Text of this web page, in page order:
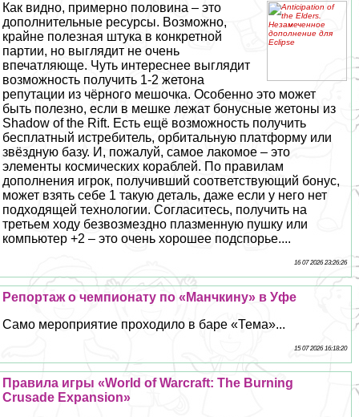
Как видно, примерно половина – это
дополнительные ресурсы. Возможно,
крайне полезная штука в конкретной
партии, но выглядит не очень
впечатляюще. Чуть интереснее выглядит
возможность получить 1-2 жетона
репутации из чёрного мешочка. Особенно это может
быть полезно, если в мешке лежат бонусные жетоны из
Shadow of the Rift. Есть ещё возможность получить
бесплатный истребитель, орбитальную платформу или
звёздную базу. И, пожалуй, самое лакомое – это
элементы космических кораблей. По правилам
дополнения игрок, получивший соответствующий бонус,
может взять себе 1 такую деталь, даже если у него нет
подходящей технологии. Согласитесь, получить на
третьем ходу безвозмездно плазменную пушку или
компьютер +2 – это очень хорошее подспорье....
16 07 2026 23:26:26
Репортаж о чемпионату по «Манчкину» в Уфе
Само мероприятие проходило в баре «Тема»...
15 07 2026 16:18:20
Правила игры «World of Warcraft: The Burning
Crusade Expansion»